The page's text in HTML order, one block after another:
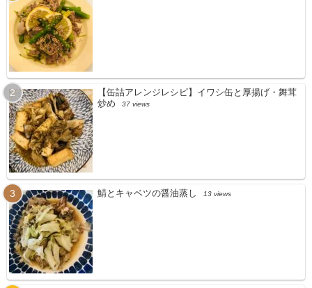
【缶詰アレンジレシピ】イワシ缶と厚揚げ・舞茸
炒め
37 views
鯖とキャベツの醤油蒸し 13 views